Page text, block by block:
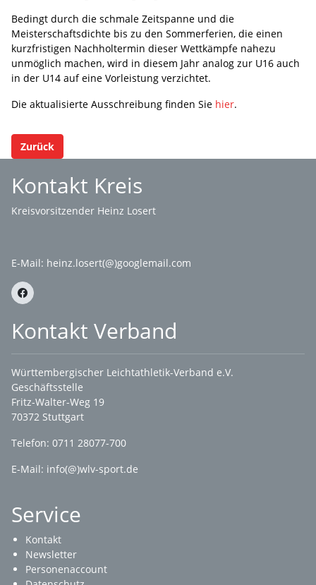
Bedingt durch die schmale Zeitspanne und die
Meisterschaftsdichte bis zu den Sommerferien, die einen
kurzfristigen Nachholtermin dieser Wettkämpfe nahezu
unmöglich machen, wird in diesem Jahr analog zur U16 auch
in der U14 auf eine Vorleistung verzichtet.
Die aktualisierte Ausschreibung finden Sie hier.
Zurück
Kontakt Kreis
Kreisvorsitzender Heinz Losert
E-Mail: heinz.losert(@)googlemail.com
Kontakt Verband
Württembergischer Leichtathletik-Verband e.V.
Geschäftsstelle
Fritz-Walter-Weg 19
70372 Stuttgart
Telefon: 0711 28077-700
E-Mail: info(@)wlv-sport.de
Service
Kontakt
Newsletter
Personenaccount